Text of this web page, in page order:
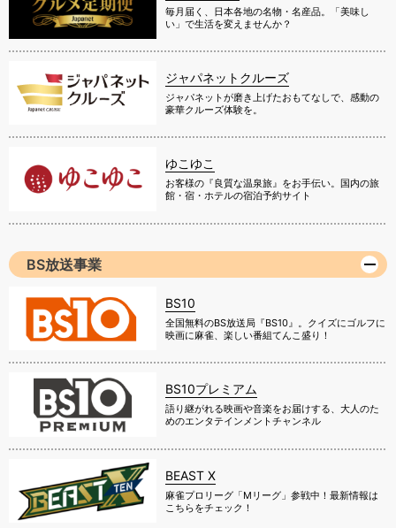
毎月届く、日本各地の名物・名産品。「美味し
い」で生活を変えませんか？
ジャパネットクルーズ
ジャパネットが磨き上げたおもてなしで、感動の
豪華クルーズ体験を。
ゆこゆこ
お客様の『良質な温泉旅』をお手伝い。国内の旅
館・宿・ホテルの宿泊予約サイト
BS放送事業
BS10
全国無料のBS放送局『BS10』。クイズにゴルフに
映画に麻雀、楽しい番組てんこ盛り！
BS10プレミアム
語り継がれる映画や音楽をお届けする、大人のた
めのエンタテインメントチャンネル
BEAST X
麻雀プロリーグ「Mリーグ」参戦中！最新情報は
こちらをチェック！